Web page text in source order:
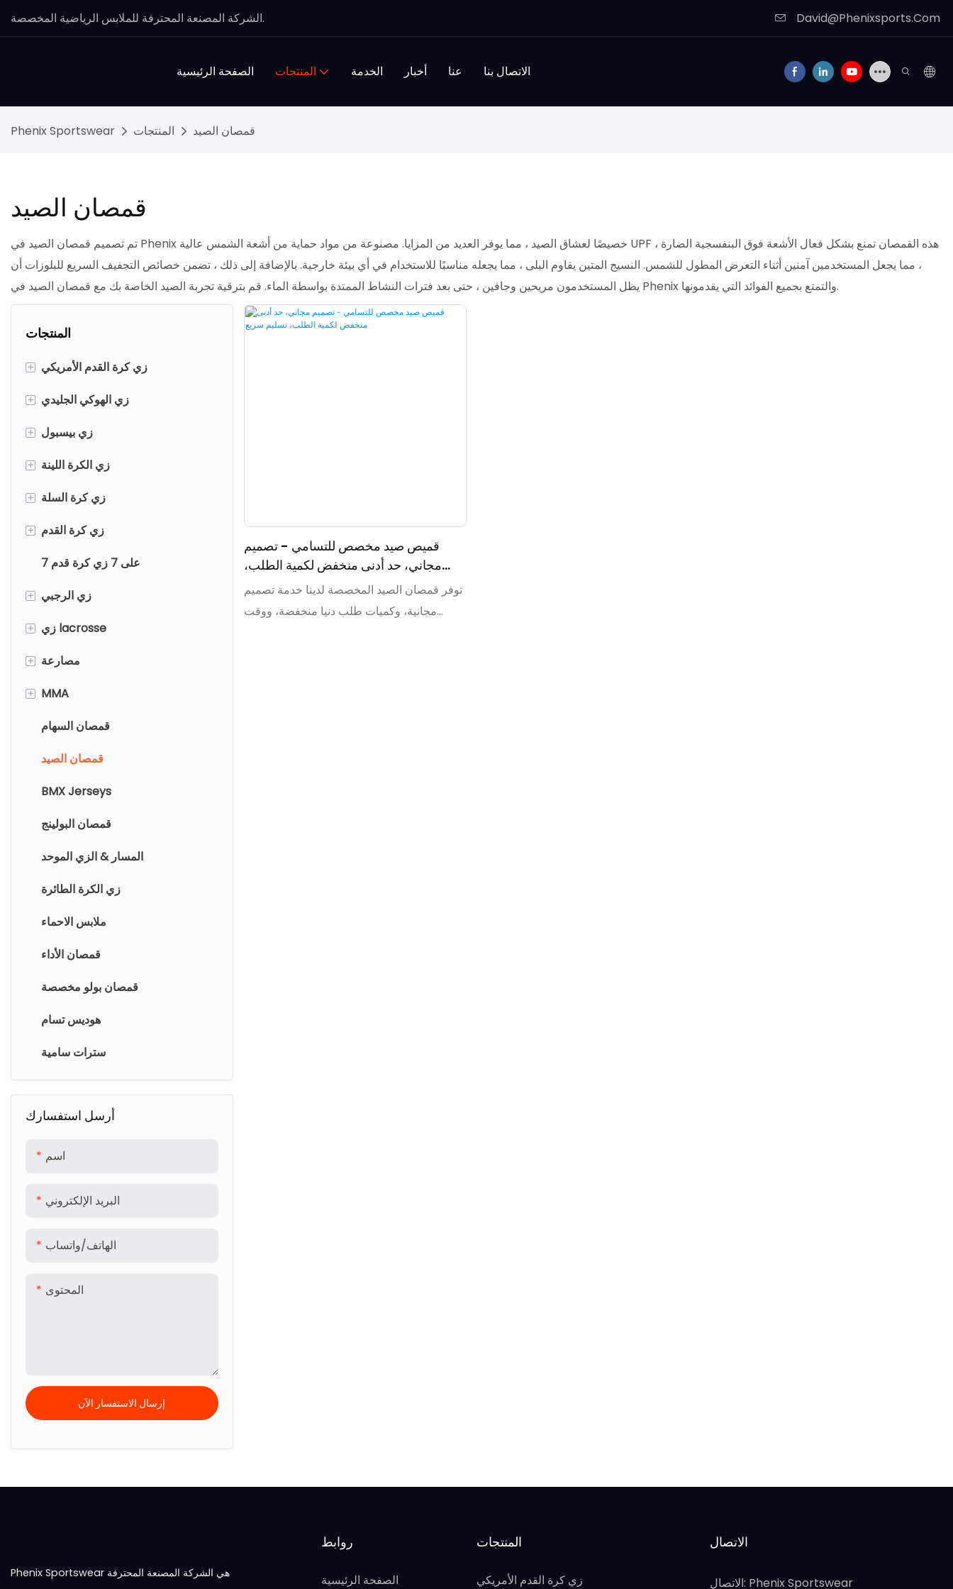
الشركة المصنعة المحترفة للملابس الرياضية المخصصة. David@Phenixsports.Com
الصفحة الرئيسية المنتجات الخدمة أخبار عنا الاتصال بنا
Phenix Sportswear المنتجات قمصان الصيد
قمصان الصيد
تم تصميم قمصان الصيد في Phenix خصيصًا لعشاق الصيد ، مما يوفر العديد من المزايا. مصنوعة من مواد حماية من أشعة الشمس عالية UPF ، هذه القمصان تمنع بشكل فعال الأشعة فوق البنفسجية الضارة
، مما يجعل المستخدمين آمنين أثناء التعرض المطول للشمس. النسيج المتين يقاوم البلى ، مما يجعله مناسبًا للاستخدام في أي بيئة خارجية. بالإضافة إلى ذلك ، تضمن خصائص التجفيف السريع للبلوزات أن
يظل المستخدمون مريحين وجافين ، حتى بعد فترات النشاط الممتدة بواسطة الماء. قم بترقية تجربة الصيد الخاصة بك مع قمصان الصيد في Phenix والتمتع بجميع الفوائد التي يقدمونها.
المنتجات
+ زي كرة القدم الأمريكي
قمصان كرة القدم الأمريكية
سروال كرة القدم الأمريكي
قمصان كرة القدم الأمريكية
+ زي الهوكي الجليدي
قمصان الهوكي الجليدية
قمصان الهوكي الجليدية القابلة
+ زي بيسبول
قمصان البيسبول
سراويل البيسبول/كلسون
+ زي الكرة اللينة
قمصان الكرة اللينة
الكرة اللينة السراويل/النكاس
+ زي كرة السلة
قمصان كرة السلة
شورت كرة السلة
قمصان كرة السلة
+ زي كرة القدم
قمصان كرة القدم
شورت كرة القدم
7 على 7 زي كرة قدم
+ زي الرجبي
الرجبي جيرسي
شورت الرجبي
+
زي lacrosse
لاكروس جيرسي
السراويل القصيرة/التنانير
+ مصارعة
الفردي المصارعة
مصارعة القتال السراويل
+ MMA
MMA Rashguard
شورت MMA
قمصان السهام
قمصان الصيد
BMX Jerseys
قمصان البولينج
المسار & الزي الموحد
زي الكرة الطائرة
ملابس الاحماء
قمصان الأداء
قمصان بولو مخصصة
هوديس تسام
سترات سامية
أرسل استفسارك
اسم
البريد الإلكتروني
الهاتف/واتساب
المحتوى
إرسال الاستفسار الآن
قميص صيد مخصص للتسامي - تصميم
مجاني، حد أدنى منخفض لكمية الطلب،
تسليم سريع
توفر قمصان الصيد المخصصة لدينا خدمة تصميم
مجانية، وكميات طلب دنيا منخفضة، ووقت
Phenix Sportswear هي الشركة المصنعة المحترفة
روابط
الصفحة الرئيسية
المنتجات
زي كرة القدم الأمريكي
الاتصال
الاتصال: Phenix Sportswear